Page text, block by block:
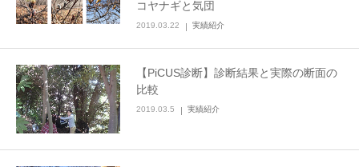
コヤナギと気団
2019.03.22 実績紹介
【PiCUS診断】診断結果と実際の断面の
比較
2019.03.5 実績紹介